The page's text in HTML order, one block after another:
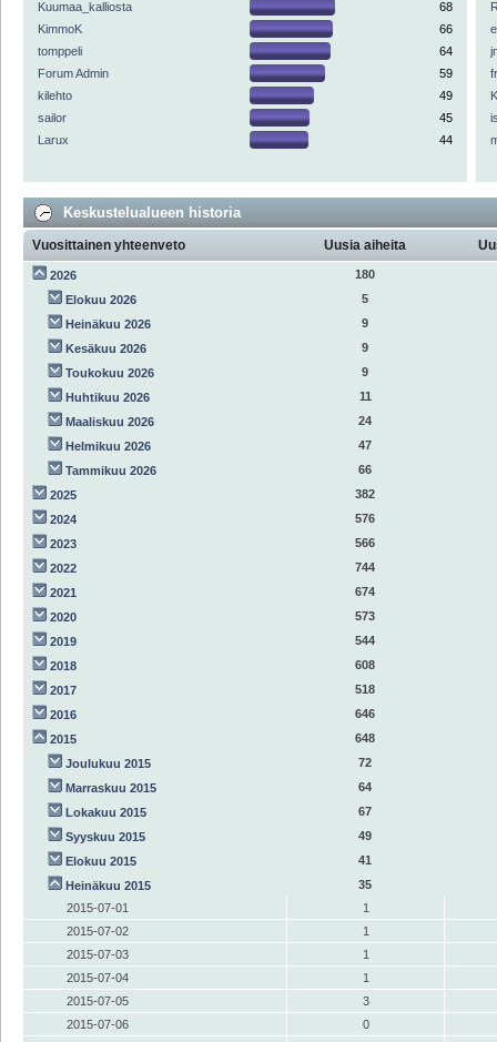
Kuumaa_kalliosta
68
KimmoK
66
tomppeli
64
Forum Admin
59
kilehto
49
sailor
45
Larux
44
Keskustelualueen historia
Vuosittainen yhteenveto Uusia aiheita
2026
180
Elokuu 2026
5
Heinäkuu 2026
9
Kesäkuu 2026
9
Toukokuu 2026
9
Huhtikuu 2026
11
Maaliskuu 2026
24
Helmikuu 2026
47
Tammikuu 2026
66
2025
382
2024
576
2023
566
2022
744
2021
674
2020
573
2019
544
2018
608
2017
518
2016
646
2015
648
Joulukuu 2015
72
Marraskuu 2015
64
Lokakuu 2015
67
Syyskuu 2015
49
Elokuu 2015
41
Heinäkuu 2015
35
2015-07-01
1
2015-07-02
1
2015-07-03
1
2015-07-04
1
2015-07-05
3
2015-07-06
0